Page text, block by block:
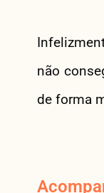
não
de forma